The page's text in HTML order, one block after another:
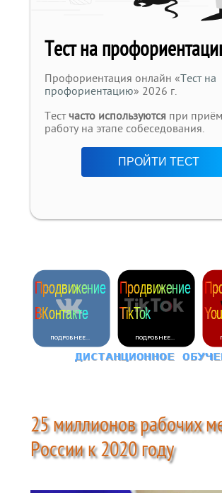
Тест на
Профориентация онлайн «Тест на
профориентацию» 2026 г.
Тестчасто используются при
работу на этапе собеседования.
ПРОЙТИ ТЕСТ
25 миллионов рабочих
России к 2020 году